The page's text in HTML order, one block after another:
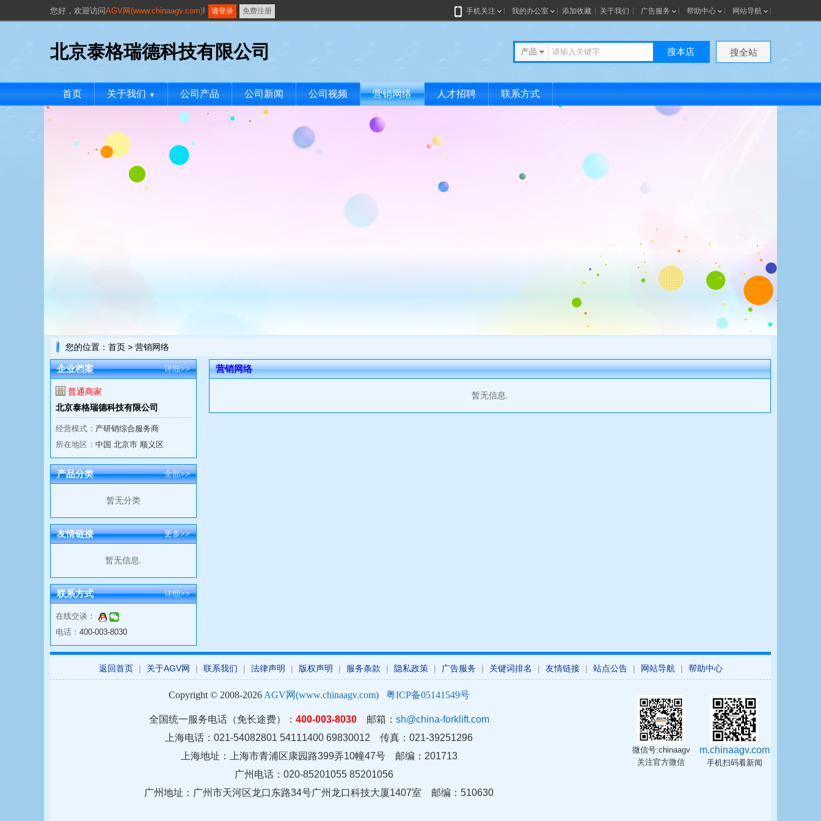
您好， 欢迎访问AGV网(www.chinaagv.com)! 请登录 免费注册 手机关注 我的办公室 添加收藏 关于我们 广告服务 帮助中心 网站导航
北京泰格瑞德科技有限公司 产品 搜本店 搜全站
首页 关于我们 ▼ 公司产品 公司新闻 公司视频 营销网络 人才招聘 联系方式
您的位置： 首页 > 营销网络
企业档案 详细>>
普通商家
北京泰格瑞德科技有限公司
经营模式： 产研销综合服务商
所在地区： 中国 北京市 顺义区
产品分类 全部>>
暂无分类
友情链接 更多>>
暂无信息.
联系方式 详细>>
在线交谈：
电话： 400-003-8030
营销网络
暂无信息.
返回首页 | 关于AGV网 | 联系我们 | 法律声明 | 版权声明 | 服务条款 | 隐私政策 | 广告服务 | 关键词排名 | 友情链接 | 站点公告 | 网站导航 | 帮助中心
Copyright © 2008-2026 AGV网(www.chinaagv.com) 粤ICP备05141549号
全国统一服务电话（免长途费）： 400-003-8030邮箱： sh@china-forklift.com
上海电话：021-54082801 54111400 69830012 传真：021-39251296
上海地址：上海市青浦区康园路399弄10幢47号 邮编：201713
广州电话：020-85201055 85201056
广州地址： 广州市天河区龙口东路34号广州龙口科技大厦1407室 邮编：510630
微信号:chinaagv
关注官方微信
m.chinaagv.com
手机扫码看新闻